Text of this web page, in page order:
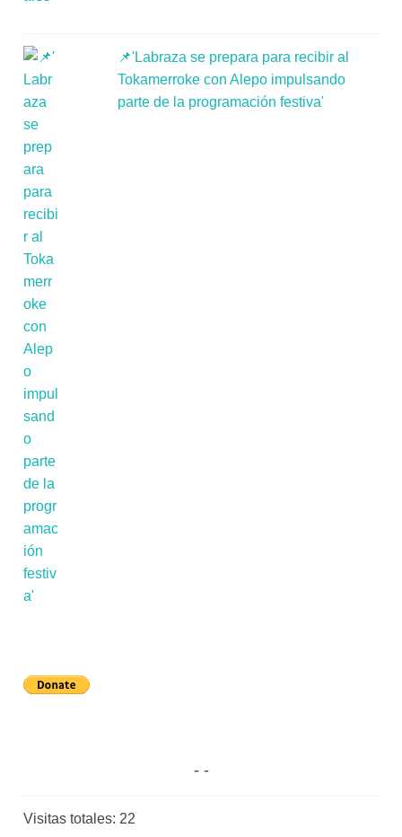
📌'Labraza se prepara para recibir al
Tokamerroke con Alepo impulsando
parte de la programación festiva'
Visitas totales:22